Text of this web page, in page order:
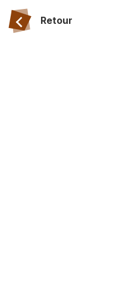
Retour